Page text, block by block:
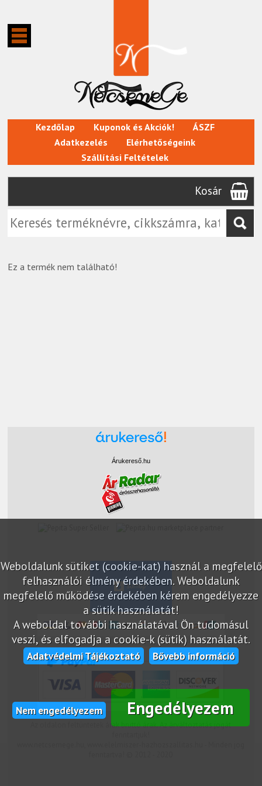
Kezdőlap Kuponok és Akciók!
ÁSZF
Adatkezelés
Elérhetőségeink
Szállítási Feltételek
Kosár
Ez a termék nem található!
Weboldalunk sütiket (cookie-kat) használ a megfelelő
felhasználói élmény érdekében. Weboldalunk
megfelelő működése érdekében kérem engedélyezze
a sütik használatát!
A weboldal további használatával Ön tudomásul
veszi, és elfogadja a cookie-k (sütik) használatát.
Adatvédelmi Tájékoztató Bővebb információ
Nem engedélyezem Engedélyezem
Árukereső.hu
Az oldalon feltüntetek árak bruttó árak. Az árváltoztatás jogát